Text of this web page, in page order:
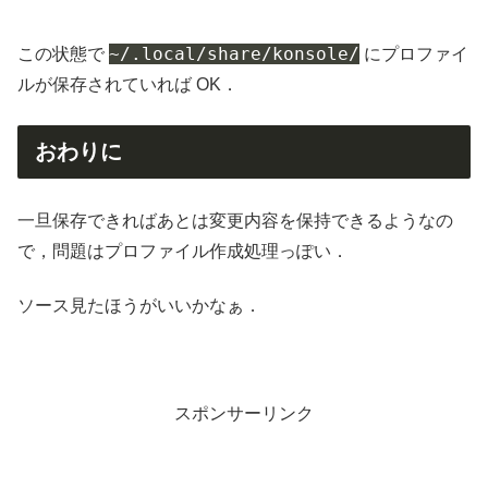
この状態で ~/.local/share/konsole/ にプロファイ
ルが保存されていれば OK．
おわりに
一旦保存できればあとは変更内容を保持できるようなの
で，問題はプロファイル作成処理っぽい．
ソース見たほうがいいかなぁ．
スポンサーリンク